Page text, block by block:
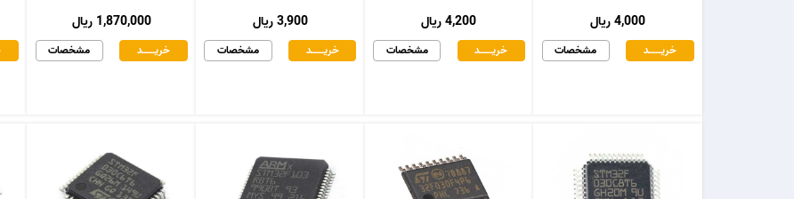
1,870,000 ریال
مشخصات خریـــــــد
3,900 ریال
مشخصات خریـــــــد
4,200 ریال
مشخصات خریـــــــد
4,000 ریال
مشخصات خریـــــــد